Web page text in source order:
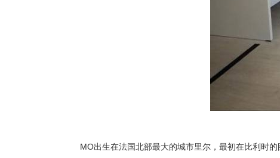
MO出生在法国北部最大的城市里尔，最初在比利时